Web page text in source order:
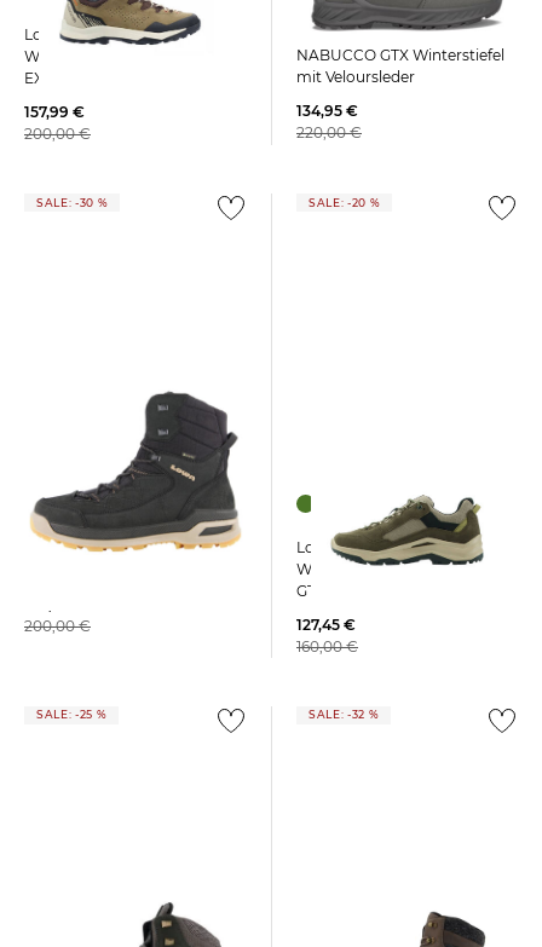
Lowa | Herren
Wanderschuhe LOWA
EXPLORER GTX LO
157,99 €
200,00 €
Lowa | Herren Wanderstiefel
NABUCCO GTX Winterstiefel
mit Veloursleder
134,95 €
220,00 €
SALE: -30 %
Lowa | Herren Stiefel
200,00 €
SALE: -20 %
Lowa | Herren
Wanderschuhe VENTIERRA
GTX LO
127,45 €
160,00 €
SALE: -25 % SALE: -32 %